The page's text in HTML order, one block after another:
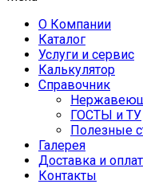
О Компании
Каталог
Услуги и сервис
Калькулятор
Справочник
ГОСТЫ и ТУ
Полезные
Галерея
Доставка и
Контакты